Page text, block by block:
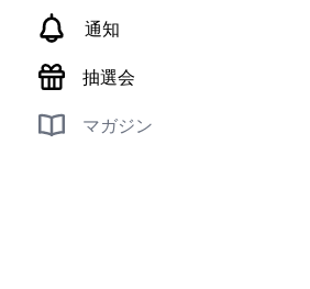
通知
抽選会
マガジン